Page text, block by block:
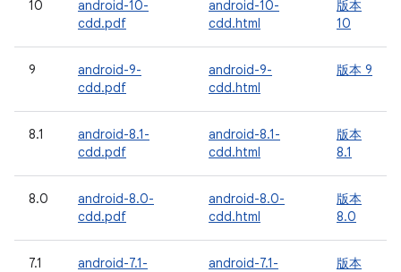
10
android-10-
cdd.pdf
android-10-
cdd.html
版本
10
9
android-9-
cdd.pdf
android-9-
cdd.html
版本 9
8.1
android-8.1-
cdd.pdf
android-8.1-
cdd.html
版本
8.1
8.0
android-8.0-
cdd.pdf
android-8.0-
cdd.html
版本
8.0
7.1
android-7.1-
android-7.1-
版本